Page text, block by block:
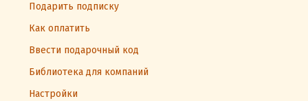
Подарить подписку
Как оплатить
Ввести подарочный код
Библиотека для компаний
Настройки